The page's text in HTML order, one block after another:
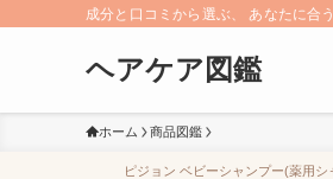
成分と口コミから選ぶ、 あなたに合
ヘアケア図鑑
ホーム 商品図鑑
ピジョン ベビーシャンプー(薬用